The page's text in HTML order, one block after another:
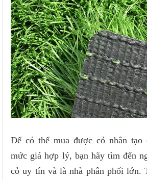
Để có thể mua được cỏ nhân
mức giá hợp lý, bạn hãy tìm đến
cỏ uy tín và là nhà phân phối lớn.